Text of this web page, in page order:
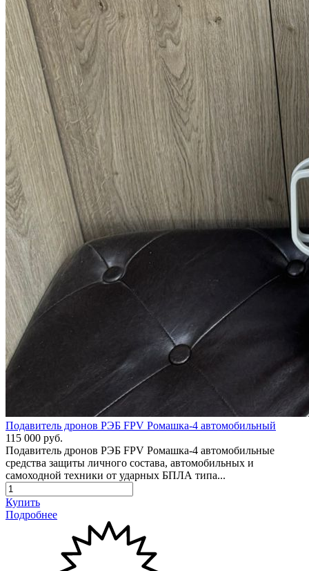
Подавитель дронов РЭБ FPV Ромашка-4 автомобильный
115 000 руб.
Подавитель дронов РЭБ FPV Ромашка-4 автомобильные
средства защиты личного состава, автомобильных и
самоходной техники от ударных БПЛА типа...
Купить
Подробнее